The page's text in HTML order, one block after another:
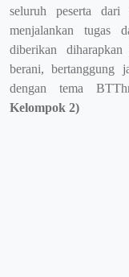
seluruh peserta
menjalankan tugas
diberikan
berani, bertanggung
dengan tema
Kelompok 2)